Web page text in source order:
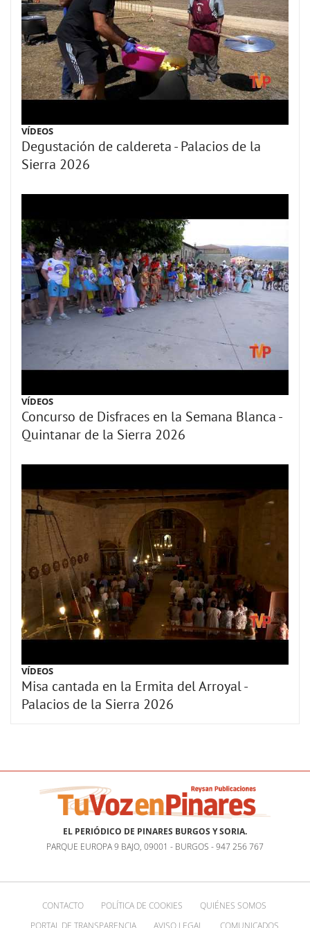
VÍDEOS
Degustación de caldereta - Palacios de la
Sierra 2026
VÍDEOS
Concurso de Disfraces en la Semana Blanca -
Quintanar de la Sierra 2026
VÍDEOS
Misa cantada en la Ermita del Arroyal -
Palacios de la Sierra 2026
EL PERIÓDICO DE PINARES BURGOS Y SORIA.
PARQUE EUROPA 9 BAJO, 09001 - BURGOS - 947 256 767
CONTACTO POLÍTICA DE COOKIES
QUIÉNES SOMOS